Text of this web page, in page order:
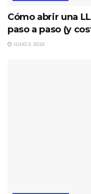
Cómo abrir una
paso a paso (y
JULIO 3, 2026